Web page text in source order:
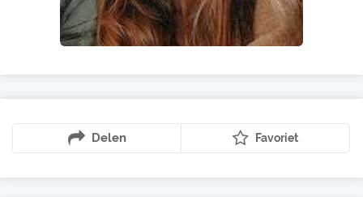
Delen Favoriet